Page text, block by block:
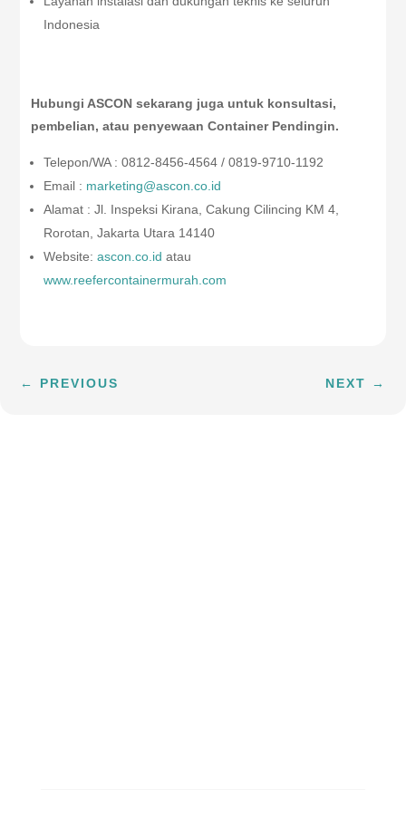
Indonesia
Hubungi ASCON sekarang juga untuk konsultasi,
pembelian, atau penyewaan Container Pendingin.
Telepon/WA : 0812-8456-4564 / 0819-9710-1192
Email : marketing@ascon.co.id
Alamat : Jl. Inspeksi Kirana, Cakung Cilincing KM 4,
Rorotan, Jakarta Utara 14140
Website:ascon.co.id atau
www.reefercontainermurah.com
← PREVIOUS NEXT →